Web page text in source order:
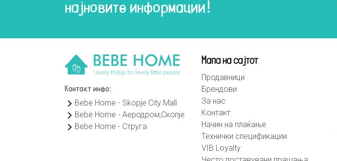
најновите информации!
Контакт инфо:
Bebe Home - Skopje City Mall
Bebe Home - Аеродром,Скопје
Bebe Home - Струга
Мапа на сајтот
Продавници
Брендови
За нас
Контакт
Начин на плаќање
Технички спецификации
VIB Loyalty